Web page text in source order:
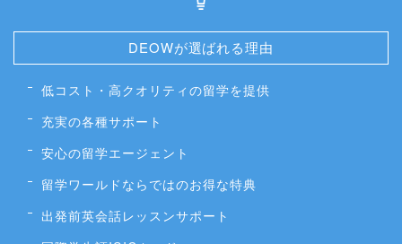
DEOWが選ばれる理由
低コスト・高クオリティの留学を提供
充実の各種サポート
安心の留学エージェント
留学ワールドならではのお得な特典
出発前英会話レッスンサポート